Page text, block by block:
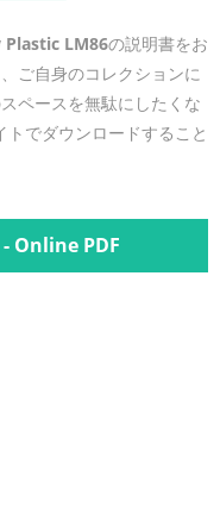
LM86の説明書をお
ご自身のコレクションに
ペースを無駄にしたくな
でダウンロードすること
Online PDF